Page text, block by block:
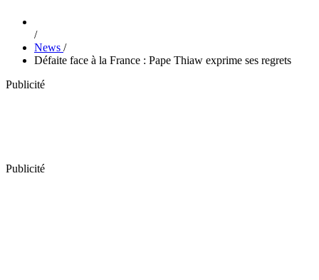
/
News /
Défaite face à la France : Pape Thiaw exprime ses regrets
Publicité
Publicité